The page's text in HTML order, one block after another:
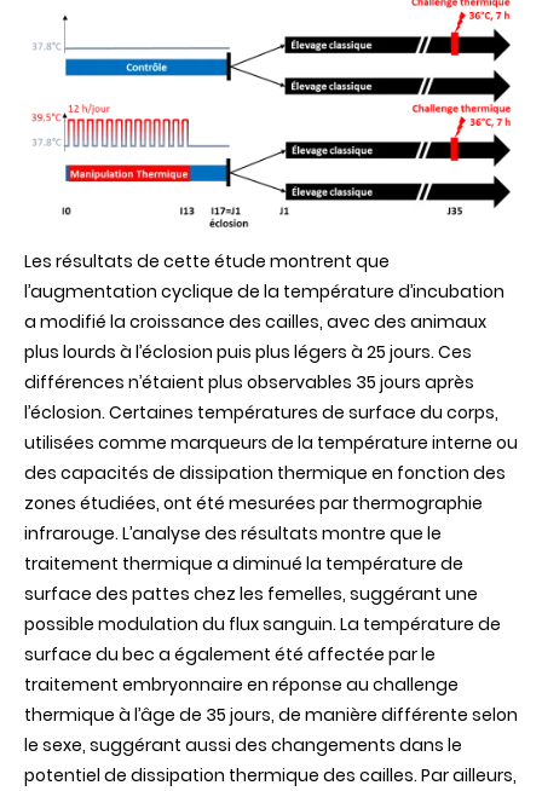
Les résultats de cette étude montrent que
l’augmentation cyclique de la température d’incubation
a modifié la croissance des cailles, avec des animaux
plus lourds à l’éclosion puis plus légers à 25 jours. Ces
différences n’étaient plus observables 35 jours après
l’éclosion. Certaines températures de surface du corps,
utilisées comme marqueurs de la température interne ou
des capacités de dissipation thermique en fonction des
zones étudiées, ont été mesurées par thermographie
infrarouge. L’analyse des résultats montre que le
traitement thermique a diminué la température de
surface des pattes chez les femelles, suggérant une
possible modulation du flux sanguin. La température de
surface du bec a également été affectée par le
traitement embryonnaire en réponse au challenge
thermique à l’âge de 35 jours, de manière différente selon
le sexe, suggérant aussi des changements dans le
potentiel de dissipation thermique des cailles. Par ailleurs,